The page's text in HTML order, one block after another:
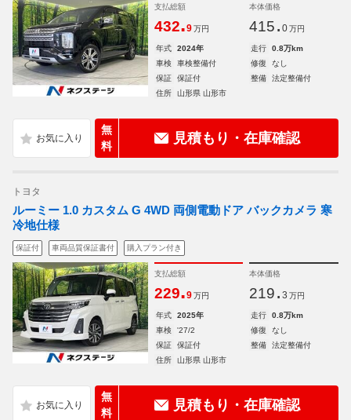
支払総額
432.9 万円
本体価格
415. 0 万円
年式 2024年 走行
0.8万km
車検
車検整備付 修復
なし
保証
保証付 整備
法定整備付
住所
山形県 山形市
無
料
見積もり・在庫確認
トヨタ
ルーミー 1.0 カスタム G 4WD 両側電動ドア バックカメラ 寒
冷地仕様
保証付 車両品質保証書付 購入プラン付き
支払総額
229.9 万円
本体価格
219. 3 万円
年式 2025年 走行
0.8万km
車検
'27/2 修復
なし
保証
保証付 整備
法定整備付
住所
山形県 山形市
無
料
見積もり・在庫確認